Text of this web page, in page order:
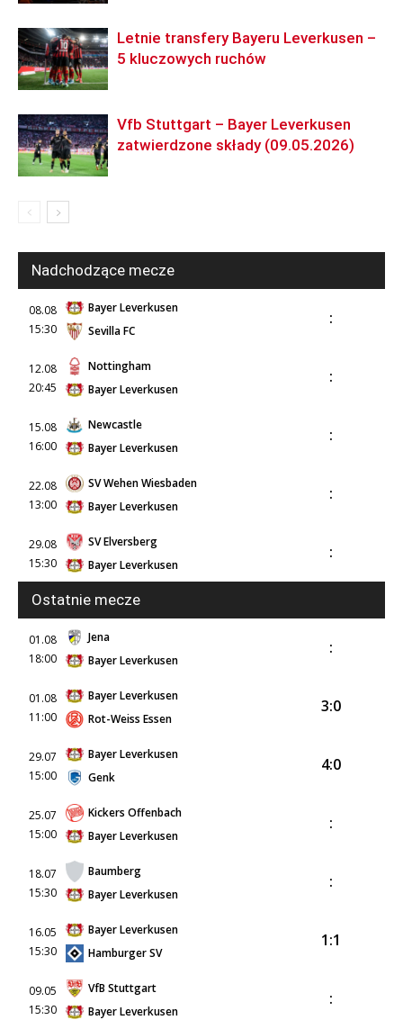
Letnie transfery Bayeru Leverkusen –
5 kluczowych ruchów
Vfb Stuttgart – Bayer Leverkusen
zatwierdzone składy (09.05.2026)
Nadchodzące mecze
08.08
15:30
Bayer Leverkusen
Sevilla FC
:
12.08
20:45
Nottingham
Bayer Leverkusen
:
15.08
16:00
Newcastle
Bayer Leverkusen
:
22.08
13:00
SV Wehen Wiesbaden
Bayer Leverkusen
:
29.08
15:30
SV Elversberg
Bayer Leverkusen
:
Ostatnie mecze
01.08
18:00
Jena
Bayer Leverkusen
:
01.08
11:00
Bayer Leverkusen
Rot-Weiss Essen
3:0
29.07
15:00
Bayer Leverkusen
Genk
4:0
25.07
15:00
Kickers Offenbach
Bayer Leverkusen
:
18.07
15:30
Baumberg
Bayer Leverkusen
:
16.05
15:30
Bayer Leverkusen
Hamburger SV
1:1
09.05
15:30
VfB Stuttgart
Bayer Leverkusen
: